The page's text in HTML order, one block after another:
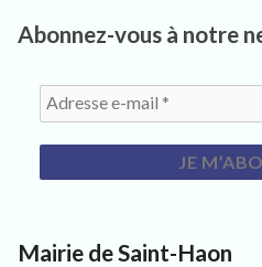
Abonnez-vous à notre
Mairie de Saint-Haon